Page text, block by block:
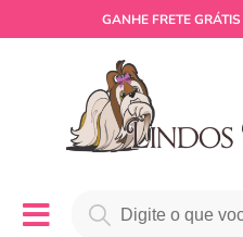
GANHE FRETE GRÁTIS